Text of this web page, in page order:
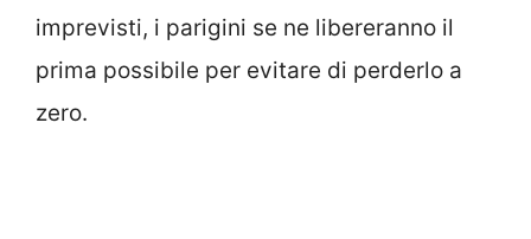
imprevisti, i parigini se ne libereranno il
prima possibile per evitare di perderlo a
zero.